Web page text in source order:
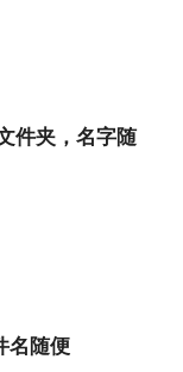
件夹，名字随
名随便